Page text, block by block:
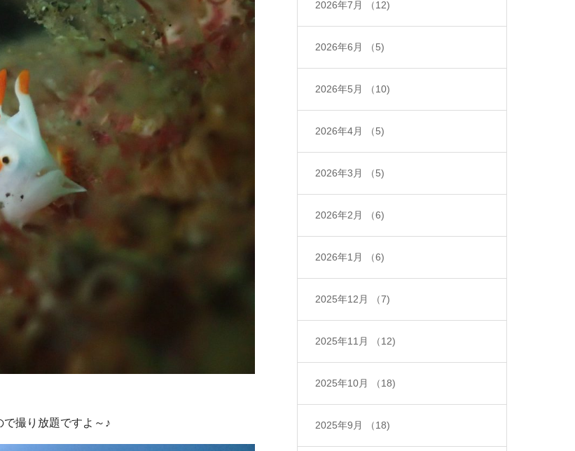
撮り放題ですよ～♪
2026年7月 （12)
2026年6月 （5)
2026年5月 （10)
2026年4月 （5)
2026年3月 （5)
2026年2月 （6)
2026年1月 （6)
2025年12月 （7)
2025年11月 （12)
2025年10月 （18)
2025年9月 （18)